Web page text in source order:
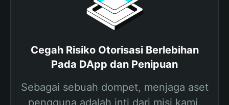
Cegah Risiko Otorisasi Berlebihan
Pada DApp dan Penipuan
Sebagai sebuah dompet, menjaga aset
pengguna adalah inti dari misi kami.